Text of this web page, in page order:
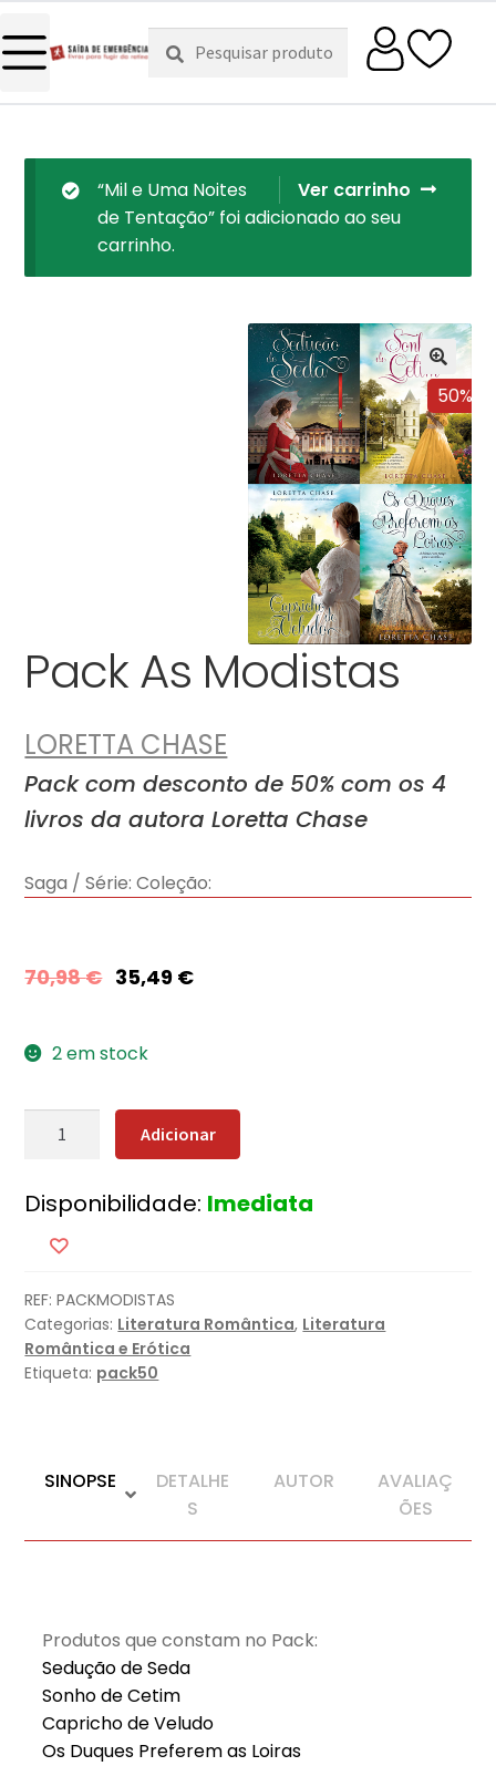
Pesquisar
por:
Pesquisa
Ver carrinho
“Mil e Uma Noites
de Tentação” foi adicionado ao seu
carrinho.
50%
Pack As Modistas
LORETTA CHASE
Pack com desconto de 50% com os 4
livros da autora Loretta Chase
Saga / Série: Coleção:
70,98€ 35,49 €
2 em stock
Quantidade
As
Modistas
Adicionar
Disponibilidade: Imediata
REF:PACKMODISTAS
Categorias: Literatura Romântica, Literatura
Romântica e Erótica
Etiqueta: pack50
SINOPSE
DETALHE
S
AUTOR
AVALIAÇ
ÕES
Produtos que constam no Pack:
Sedução de Seda
Sonho de Cetim
Capricho de Veludo
Os Duques Preferem as Loiras